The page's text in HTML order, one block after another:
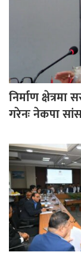
निर्माण क्षेत्रमा
गरेनः नेकपा